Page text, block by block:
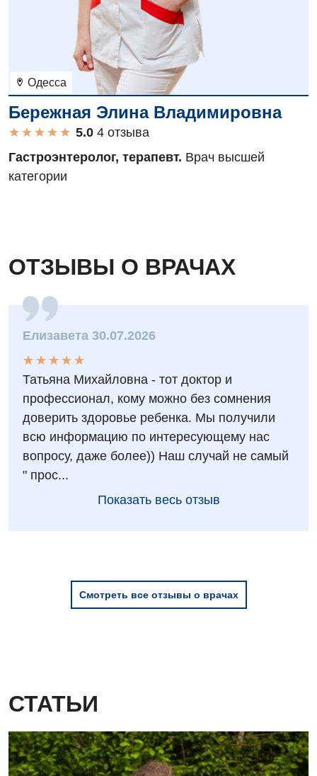
Пульмонология
Ревматология
Сосудистая хирургия
Терапевтическое отделение
Травматологическое отделение
Физиотерапия
Эндокринология
Для детей
Детская аллергология
Детская гастроэнтерология
Детская гинекология
Детская дерматовенерология
Детская кардиоревматология
Детская оториноларингология
Детская офтальмология
Детская эндокринология
Одесса
Бережная Элина Владимировна
★
★
★
★
★
★ ★ ★ ★ ★
4 отзыва
Гастроэнтеролог, терапевт. Врач высшей
категории
ОТЗЫВЫ О ВРАЧАХ
Елизавета 30.07.2026
★
★
★
★
★
★ ★ ★ ★ ★
Татьяна Михайловна - тот доктор и
профессионал, кому можно без сомнения
доверить здоровье ребенка. Мы получили
всю информацию по интересующему нас
вопросу, даже более)) Наш случай не самый
" прос...
Показать весь отзыв
Смотреть все отзывы о врачах
СТАТЬИ